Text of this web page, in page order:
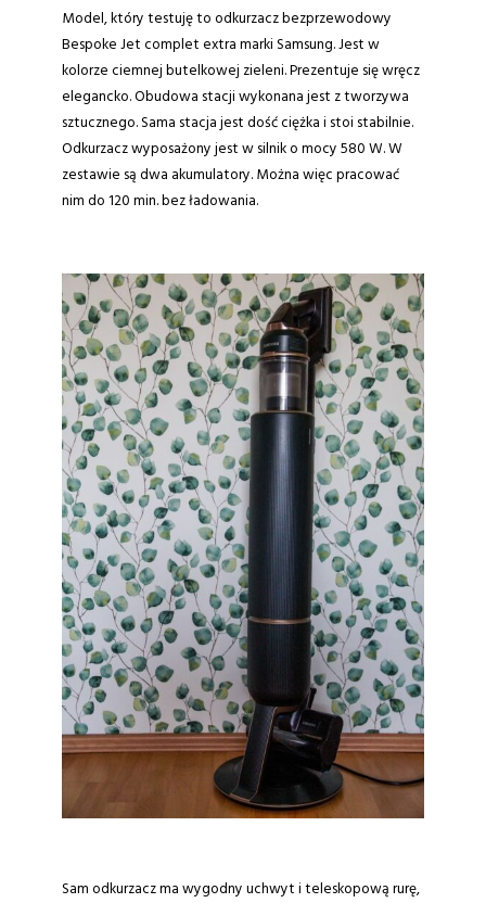
Model, który testuję to odkurzacz bezprzewodowy
Bespoke Jet complet extra marki Samsung. Jest w
kolorze ciemnej butelkowej zieleni. Prezentuje się wręcz
elegancko. Obudowa stacji wykonana jest z tworzywa
sztucznego. Sama stacja jest dość ciężka i stoi stabilnie.
Odkurzacz wyposażony jest w silnik o mocy 580 W. W
zestawie są dwa akumulatory. Można więc pracować
nim do 120 min. bez ładowania.
Sam odkurzacz ma wygodny uchwyt i teleskopową rurę,